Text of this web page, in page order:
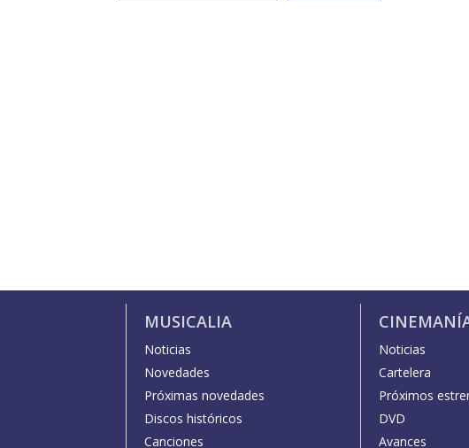
MUSICALIA
Noticias
Novedades
Próximas novedades
Discos históricos
Canciones
Noticias
Cartelera
Próximos
DVD
Avances